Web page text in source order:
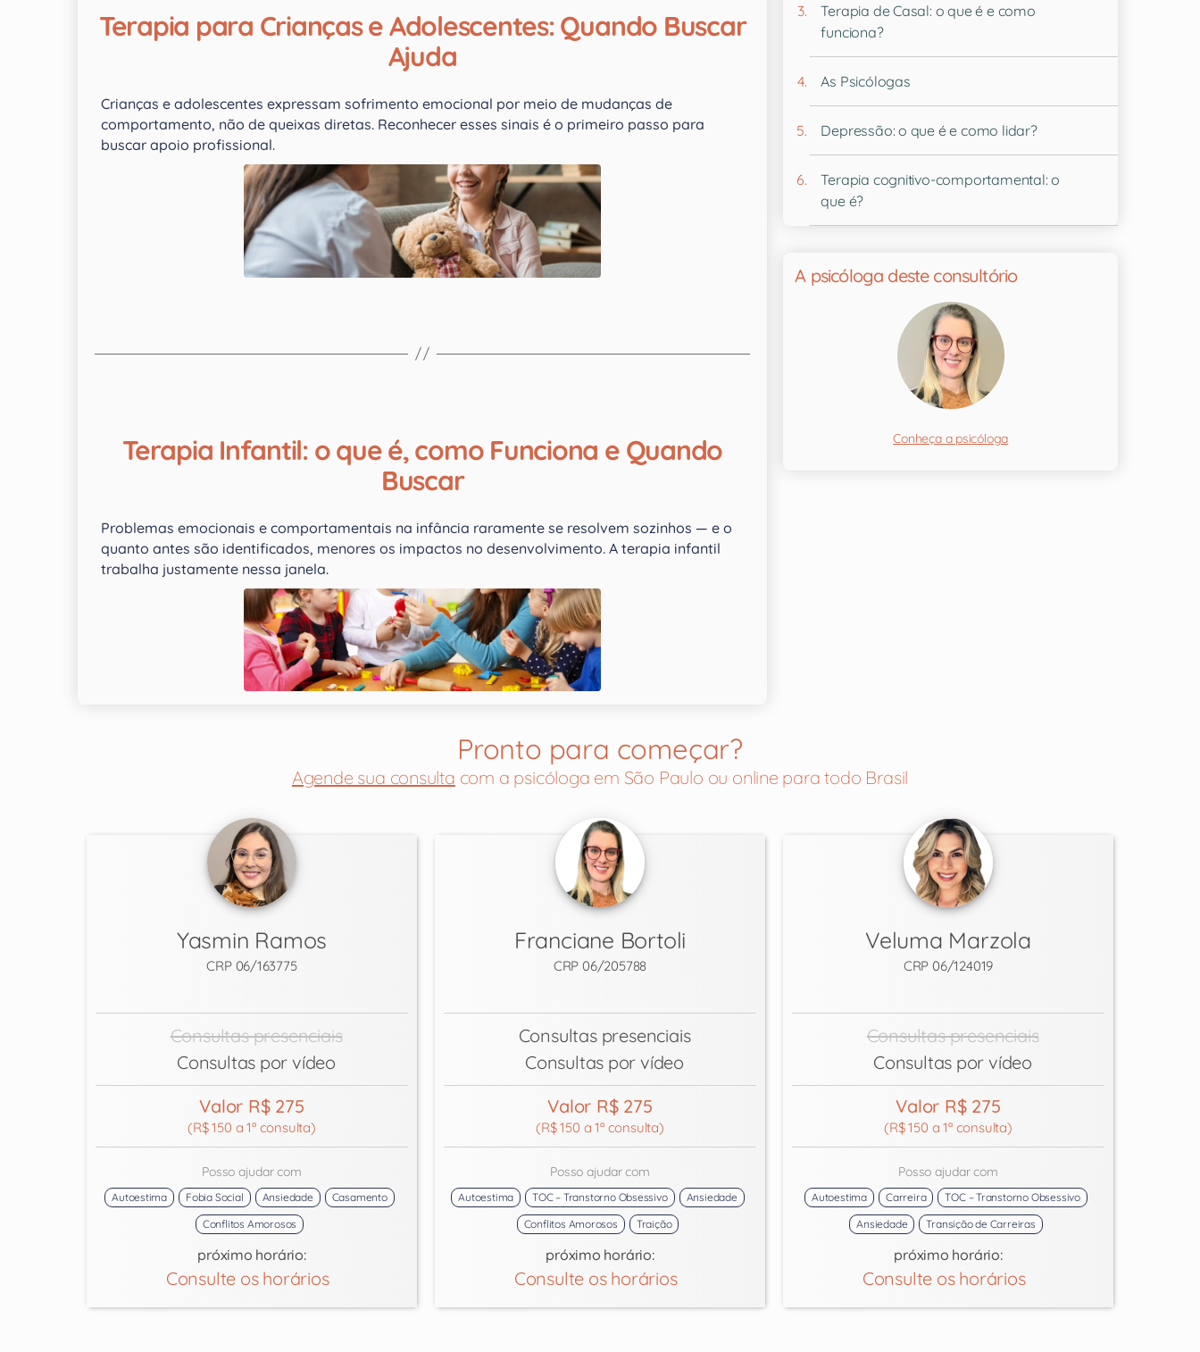
Terapia para Crianças e Adolescentes: Quando Buscar
Ajuda
Crianças e adolescentes expressam sofrimento emocional por meio de mudanças de
comportamento, não de queixas diretas. Reconhecer esses sinais é o primeiro passo para
buscar apoio profissional.
Terapia Infantil: o que é, como Funciona e Quando
Buscar
Problemas emocionais e comportamentais na infância raramente se resolvem sozinhos — e o
quanto antes são identificados, menores os impactos no desenvolvimento. A terapia infantil
trabalha justamente nessa janela.
Terapia de Casal: o que é e como
funciona?
As Psicólogas
Depressão: o que é e como lidar?
Terapia cognitivo-comportamental: o
que é?
A psicóloga deste consultório
Conheça a psicóloga
Pronto para começar?
Agende sua consulta com a psicóloga em São Paulo ou online para todo Brasil
Yasmin Ramos
CRP 06/163775
Consultas presenciais
Consultas por vídeo
Valor R$ 275
(R$ 150 a 1ª consulta)
Posso ajudar com
Autoestima Fobia Social Ansiedade
Casamento
Conflitos Amorosos
próximo horário:
Consulte os horários
Franciane Bortoli
CRP 06/205788
Consultas presenciais
Consultas por vídeo
Valor R$ 275
(R$ 150 a 1ª consulta)
Posso ajudar com
Autoestima TOC – Transtorno Obsessivo
Ansiedade
Conflitos Amorosos
Traição
próximo horário:
Consulte os horários
Veluma Marzola
CRP 06/124019
Consultas presenciais
Consultas por vídeo
Valor R$ 275
(R$ 150 a 1ª consulta)
Posso ajudar com
Autoestima Carreira
TOC – Transtorno Obsessivo
Ansiedade
Transição de Carreiras
próximo horário:
Consulte os horários